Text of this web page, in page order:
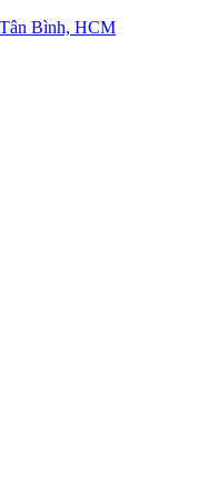
Bình, HCM